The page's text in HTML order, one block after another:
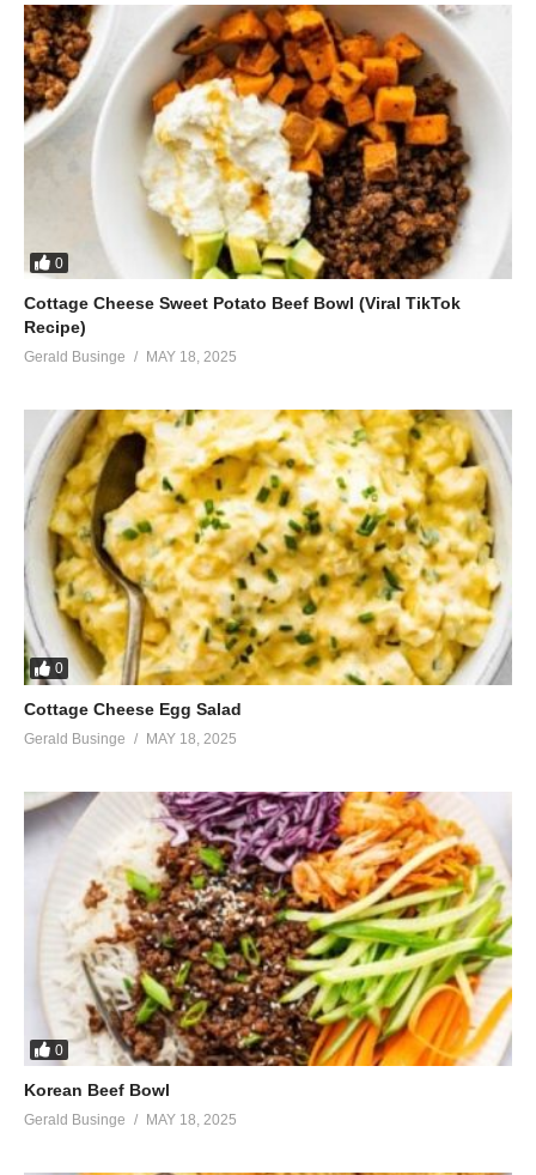
0
Cottage Cheese Sweet Potato Beef Bowl (Viral TikTok
Recipe)
Gerald Businge MAY 18, 2025
0
Cottage Cheese Egg Salad
Gerald Businge MAY 18, 2025
0
Korean Beef Bowl
Gerald Businge MAY 18, 2025